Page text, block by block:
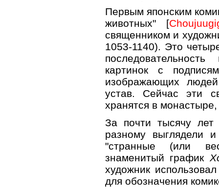
Первым японским
животных" [
священником и
1053-1140). Это
картинок с
изображающих
устав. Сейчас эти
хранятся в
За почти тысячу лет
разному выглядели
"странные (или
знаменитый график
художник
для обозначения